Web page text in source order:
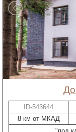
ID-543644
8 км от МКАД